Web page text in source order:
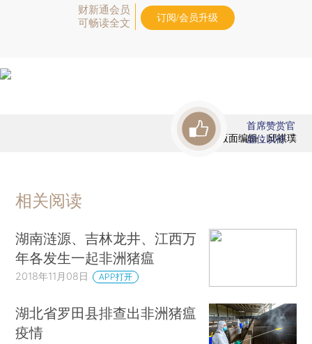
财新通会员
可畅读全文
订阅/会员升级
版面编辑：邱祺璞
首席赞赏官
虚位以待
相关阅读
湖南涟源、吉林龙井、江西万
年各发生一起非洲猪瘟
2018年11月08日 APP打开
湖北省罗田县排查出非洲猪瘟
疫情